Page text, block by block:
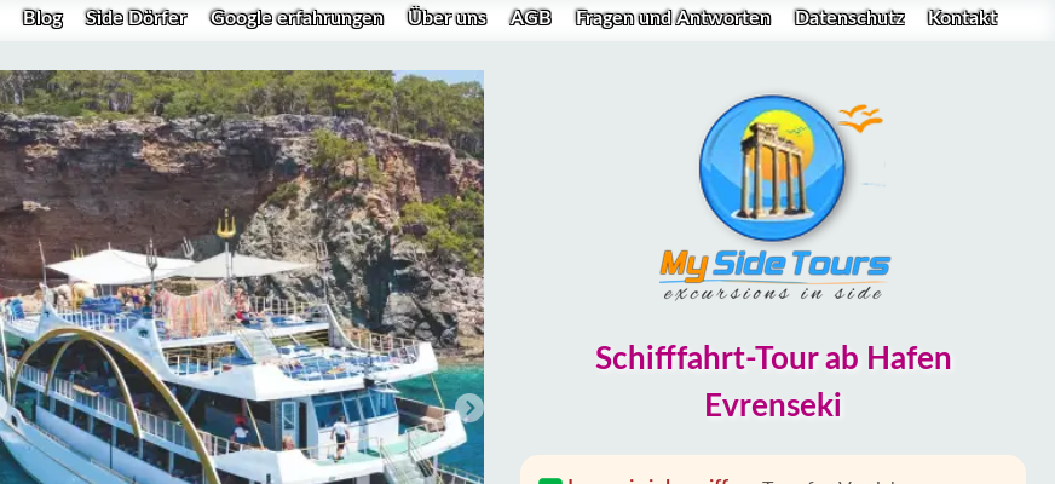
Blog Side Dörfer Google erfahrungen Über uns AGB Fragen und Antworten Datenschutz Kontakt
Schifffahrt-Tour ab Hafen
Evrenseki